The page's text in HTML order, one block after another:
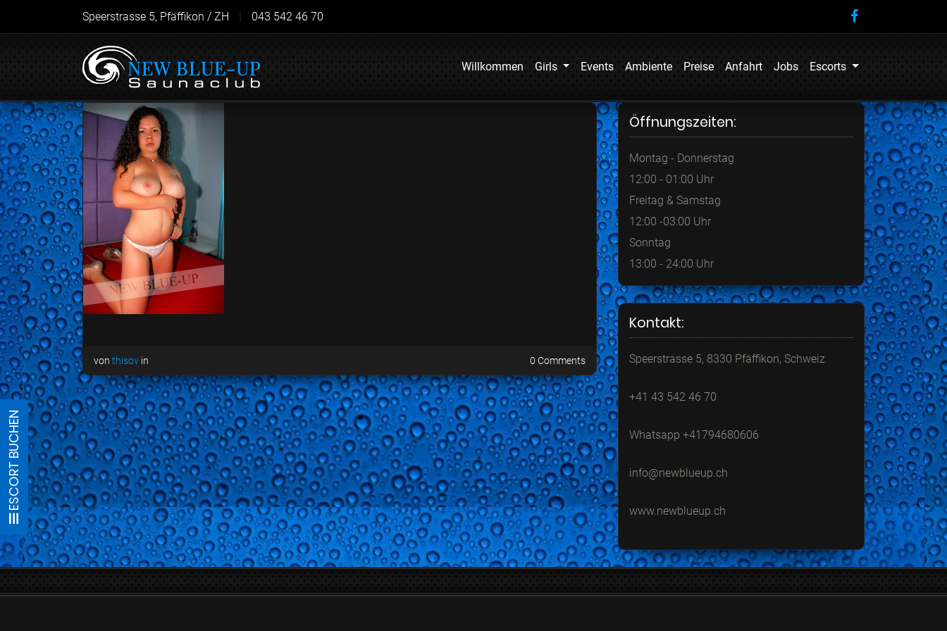
ESCORT BUCHEN
Speerstrasse 5, Pfäffikon / ZH | 043 542 46 70
Willkommen Girls Events Ambiente Preise Anfahrt Jobs Escorts
von thisov in 0 Comments
Öffnungszeiten:
Montag - Donnerstag
12:00 - 01:00 Uhr
Freitag & Samstag
12:00 -03:00 Uhr
Sonntag
13:00 - 24:00 Uhr
Kontakt:
Speerstrasse 5, 8330 Pfäffikon, Schweiz
+41 43 542 46 70
Whatsapp +41794680606
info@newblueup.ch
www.newblueup.ch